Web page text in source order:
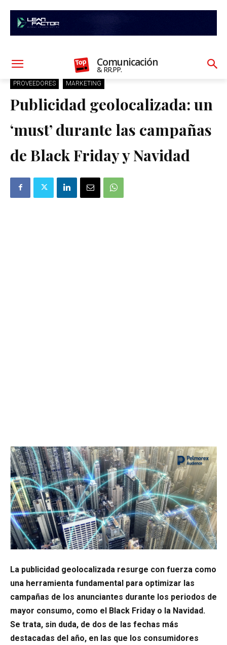
Comunicación
& RR.PP.
PROVEEDORES MARKETING
Publicidad geolocalizada: un
‘must’ durante las campañas
de Black Friday y Navidad
La publicidad geolocalizada resurge con fuerza como
una herramienta fundamental para optimizar las
campañas de los anunciantes durante los periodos de
mayor consumo, como el Black Friday o la Navidad.
Se trata, sin duda, de dos de las fechas más
destacadas del año, en las que los consumidores